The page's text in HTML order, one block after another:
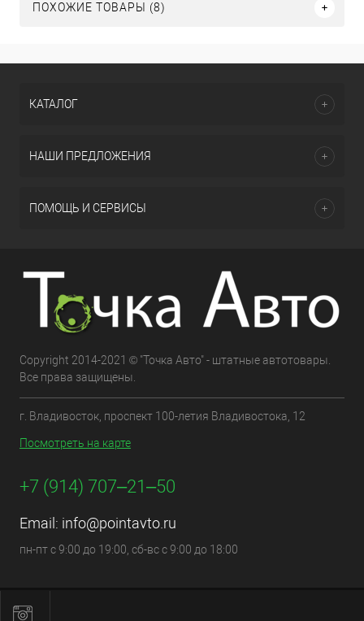
ПОХОЖИЕ ТОВАРЫ (8)
КАТАЛОГ
НАШИ ПРЕДЛОЖЕНИЯ
ПОМОЩЬ И СЕРВИСЫ
Copyright 2014-2021 © "Точка Авто" - штатные автотовары.
Все права защищены.
г. Владивосток, проспект 100-летия Владивостока, 12
Посмотреть на карте
+7 (914) 707‒21‒50
Email: info@pointavto.ru
пн-пт с 9:00 до 19:00, сб-вс с 9:00 до 18:00